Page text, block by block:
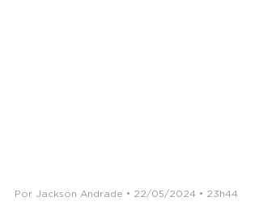
Por Jackson Andrade • 22/05/2024 • 23h44